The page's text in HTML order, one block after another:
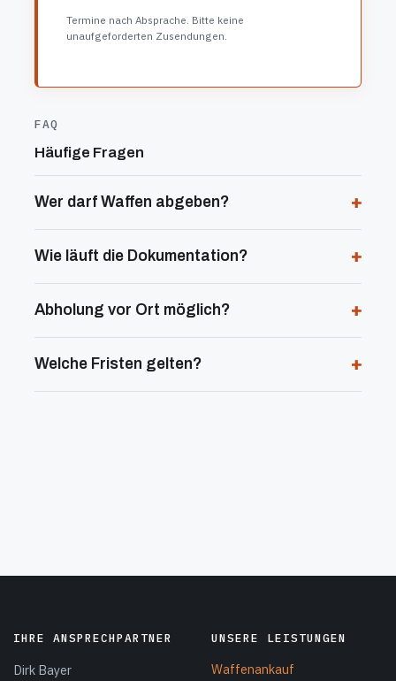
Termine nach Absprache. Bitte keine
unaufgeforderten Zusendungen.
FAQ
Häufige Fragen
Wer darf Waffen abgeben?
Wie läuft die Dokumentation?
Abholung vor Ort möglich?
Welche Fristen gelten?
IHRE ANSPRECHPARTNER
Dirk Bayer
UNSERE LEISTUNGEN
Waffenankauf